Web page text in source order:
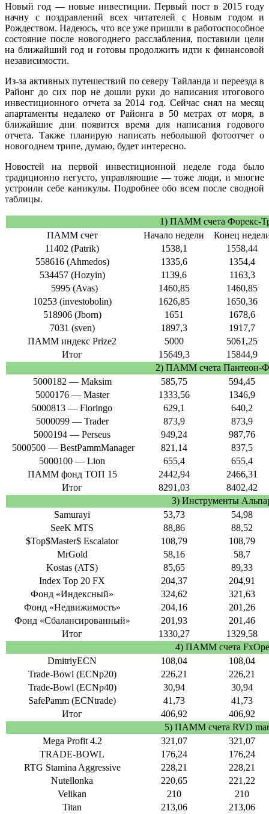
Новый год — новые инвестиции. Первый пост в 2015 году
начну с поздравлений всех читателей с Новым годом и
Рождеством. Надеюсь, что все уже пришли в работоспособное
состояние после новогоднего расслабления, поставили цели
на ближайший год и готовы продолжить идти к финансовой
независимости.
Из-за активных путешествий по северу Тайланда и переезда в
Районг до сих пор не дошли руки до написания итогового
инвестиционного отчета за 2014 год. Сейчас снял на месяц
апартаменты недалеко от Районга в 50 метрах от моря, в
ближайшие дни появится время для написания годового
отчета. Также планирую написать небольшой фотоотчет о
новогоднем трипе, думаю, будет интересно.
Новостей на первой инвестиционной неделе года было
традиционно негусто, управляющие — тоже люди, и многие
устроили себе каникулы. Подробнее обо всем после сводной
таблицы.
1) ПАММ счета Форекс-
ПАММ счет
Начало недели
Конец
11402 (Patrik)
1538,1
1558,44
558616 (Ahmedos)
1335,6
1354,4
534457 (Hozyin)
1139,6
1163,3
5995 (Avas)
1460,85
1460,85
10253 (investobolin)
1626,85
1650,36
518906 (Jborn)
1651
1678,6
7031 (sven)
1897,3
1917,7
ПАММ индекс Prize2
5000
5061,25
Итог
15649,3
15844,9
2) ПАММ счета Пантеон-
5000182 — Maksim
585,75
594,45
5000176 — Master
1333,56
1346,9
5000813 — Floringo
629,1
640,2
5000099 — Trader
873,9
873,9
5000194 — Perseus
949,24
987,76
5000500 — BestPammManager
821,14
837,5
5000100 — Lion
655,4
655,4
ПАММ фонд ТОП 15
2442,94
2466,31
Итог
8291,03
8402,42
3) Инструменты
Samurayi
53,73
54,98
SeeK MTS
88,86
88,52
$Top$Master$ Escalator
108,79
108,79
MrGold
58,16
58,7
Kostas (ATS)
85,65
89,33
Index Top 20 FX
204,37
204,91
Фонд «Индексный»
324,62
321,63
Фонд «Недвижимость»
204,16
201,26
Фонд «Сбалансированный»
201,93
201,46
Итог
1330,27
1329,58
4) ПАММ счета
DmitriyECN
108,04
108,04
Trade-Bowl (ECNp20)
226,21
226,21
Trade-Bowl (ECNp40)
30,94
30,94
SafePamm (ECNtrade)
41,73
41,73
Итог
406,92
406,92
5) ПАММ счета RVD
Mega Profit 4.2
321,07
321,07
TRADE-BOWL
176,24
176,24
RTG Stamina Aggressive
228,21
228,21
Nutellonka
220,65
221,22
Velikan
210
210
Titan
213,06
213,06